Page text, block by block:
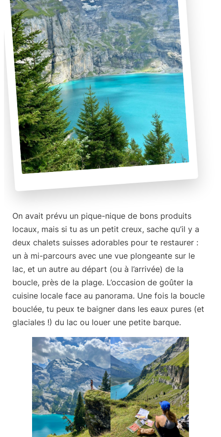
On avait prévu un pique-nique de bons produits
locaux, mais si tu as un petit creux, sache qu’il y a
deux chalets suisses adorables pour te restaurer :
un à mi-parcours avec une vue plongeante sur le
lac, et un autre au départ (ou à l’arrivée) de la
boucle, près de la plage. L’occasion de goûter la
cuisine locale face au panorama. Une fois la boucle
bouclée, tu peux te baigner dans les eaux pures (et
glaciales !) du lac ou louer une petite barque.